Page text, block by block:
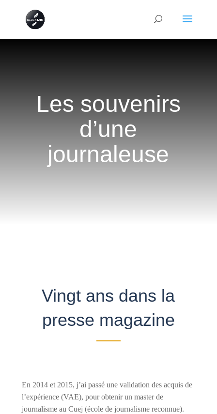
Les souvenirs
d’une
journaleuse
Vingt ans dans la
presse magazine
En 2014 et 2015, j’ai passé une validation des acquis de
l’expérience (VAE), pour obtenir un master de
journalisme au Cuej (école de journalisme reconnue).